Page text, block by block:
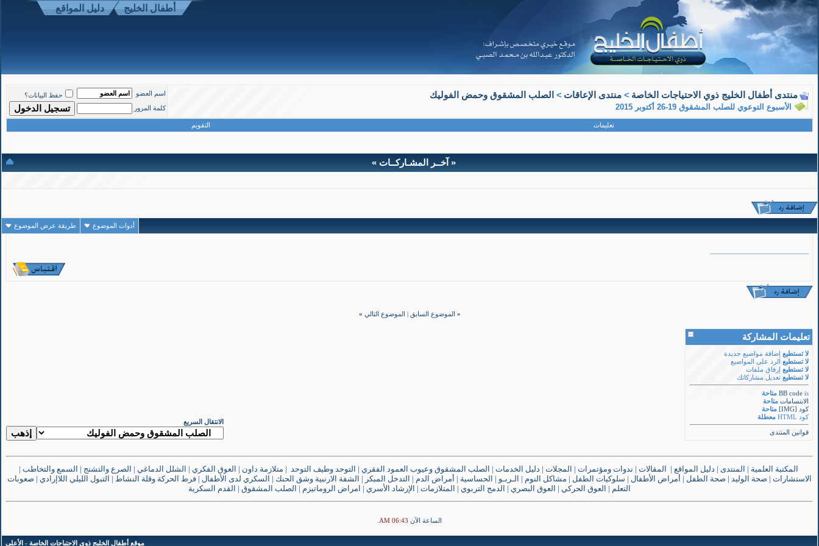
أطفال الخليج دليل المواقع
منتدى أطفال الخليج ذوي الاحتياجات الخاصة > منتدى الإعاقات > الصلب المشقوق وحمض الفوليك
الأسبوع التوعوي للصلب المشقوق 19-26 أكتوبر 2015
اسم العضو
حفظ البيانات؟
كلمة المرور
تعليمات التقويم
« آخــر المشـاركــات »
أدوات الموضوع طريقة عرض الموضوع
الصحفي الطائر
تاريخ التسجيل: Mar 2008
المشاركات: 3,060
« الموضوع السابق الموضوع التالي »
تعليمات المشاركة
لا تستطيع إضافة مواضيع جديدة
لا تستطيع الرد على المواضيع
لا تستطيع إرفاق ملفات
لا تستطيع تعديل مشاركاتك
BB code is
متاحة
الابتسامات متاحة
كود [IMG]
متاحة
كود HTML
معطلة
قوانين المنتدى
الانتقال السريع
المكتبة العلمية | المنتدى | دليل المواقع | المقالات | ندوات ومؤتمرات | المجلات | دليل الخدمات | الصلب المشقوق وعيوب العمود الفقري | التوحد وطيف التوحد | متلازمة داون | العوق الفكري | الشلل الدماغي | الصرع والتشنج | السمع والتخاطب |
الاستشارات | صحة الوليد | صحة الطفل | أمراض الأطفال | سلوكيات الطفل | مشاكل النوم | الـربـو | الحساسية | أمراض الدم | التدخل المبكر | الشفة الارنبية وشق الحنك | السكري لدى الأطفال | فرط الحركة وقلة النشاط | التبول الليلي اللاإرادي | صعوبات
التعلم | العوق الحركي | العوق البصري | الدمج التربوي | المتلازمات | الإرشاد الأسري | امراض الروماتيزم | الصلب المشقوق | القدم السكرية
الساعة الآن 06:43 AM
موقع أطفال الخليج ذوي الاحتياجات الخاصة - الأعلى